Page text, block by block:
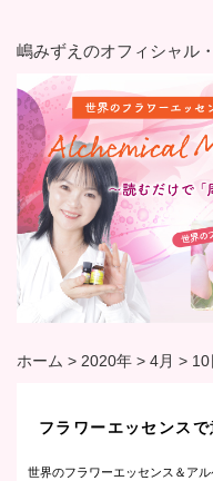
嶋みずえのオフィシャル
ホーム > 2020年 > 4月 > 10
フラワーエッセンスで
世界のフラワーエッセンス＆ア